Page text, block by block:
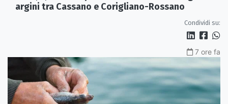
Crati, 5,5 milioni per mettere in sicurezza gli
Condividi su: